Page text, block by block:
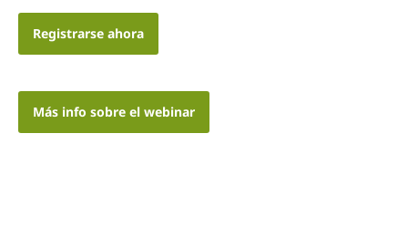
Registrarse ahora
Más info sobre el webinar